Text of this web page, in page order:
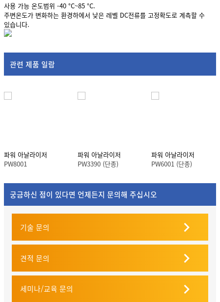
사용 가능 온도범위 -40 °C~85 °C.
주변온도가 변화하는 환경하에서 낮은 레벨 DC전류를 고정확도로 계측할 수
있습니다.
관련 제품 일람
파워 아날라이저
PW8001
파워 아날라이저
PW3390 (단종)
파워 아날라이저
PW6001 (단종)
궁금하신 점이 있다면 언제든지 문의해 주십시오
기술 문의
견적 문의
세미나/교육 문의